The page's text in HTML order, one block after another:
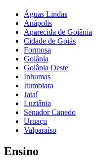
Águas Lindas
Anápolis
Aparecida de Goiânia
Cidade de Goiás
Formosa
Goiânia
Goiânia Oeste
Inhumas
Itumbiara
Jataí
Luziânia
Senador Canedo
Uruaçu
Valparaíso
Ensino